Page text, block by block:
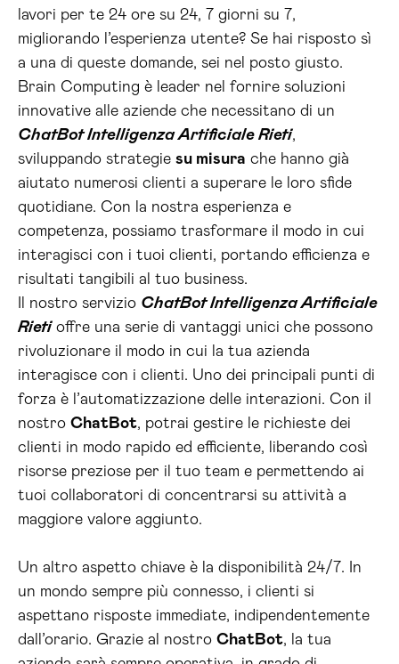
lavori per te 24 ore su 24, 7 giorni su 7,
migliorando l’esperienza utente? Se hai risposto sì
a una di queste domande, sei nel posto giusto.
Brain Computing è leader nel fornire soluzioni
innovative alle aziende che necessitano di un
ChatBot Intelligenza Artificiale Rieti,
sviluppando strategie su misura che hanno già
aiutato numerosi clienti a superare le loro sfide
quotidiane. Con la nostra esperienza e
competenza, possiamo trasformare il modo in cui
interagisci con i tuoi clienti, portando efficienza e
risultati tangibili al tuo business.
Il nostro servizio ChatBot Intelligenza Artificiale
Rietioffre una serie di vantaggi unici che possono
rivoluzionare il modo in cui la tua azienda
interagisce con i clienti. Uno dei principali punti di
forza è l’automatizzazione delle interazioni. Con il
nostro ChatBot, potrai gestire le richieste dei
clienti in modo rapido ed efficiente, liberando così
risorse preziose per il tuo team e permettendo ai
tuoi collaboratori di concentrarsi su attività a
maggiore valore aggiunto.
Un altro aspetto chiave è la disponibilità 24/7. In
un mondo sempre più connesso, i clienti si
aspettano risposte immediate, indipendentemente
dall’orario. Grazie al nostro ChatBot, la tua